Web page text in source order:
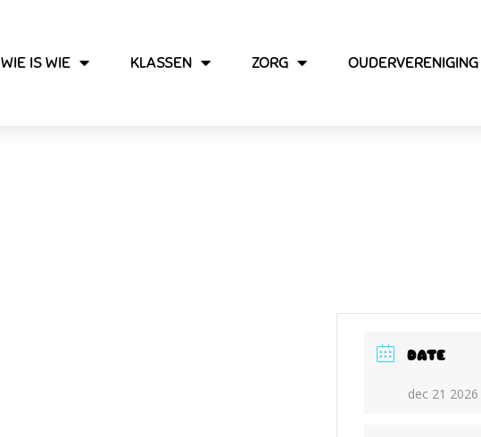
WIE IS WIE KLASSEN ZORG OUDERVERENIGING
DATE
dec 21 2026